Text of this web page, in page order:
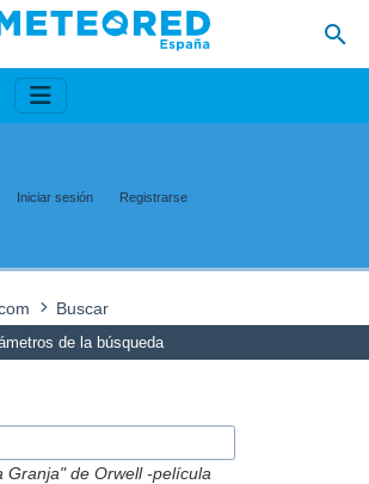
Iniciar sesión Registrarse
Buscar
de la búsqueda
Granja" de Orwell -película